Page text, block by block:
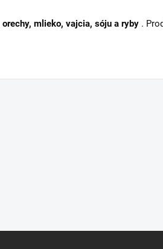
orechy, mlieko, vajcia, sóju a ryby .